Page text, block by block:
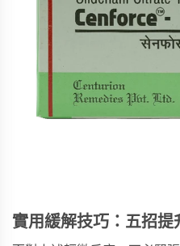
實用緩解技巧：五招提